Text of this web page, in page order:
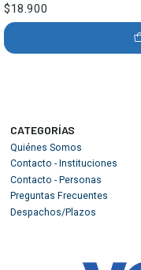
$18.900
CATEGORÍAS
Quiénes Somos
Contacto - Instituciones
Contacto - Personas
Preguntas Frecuentes
Despachos/Plazos